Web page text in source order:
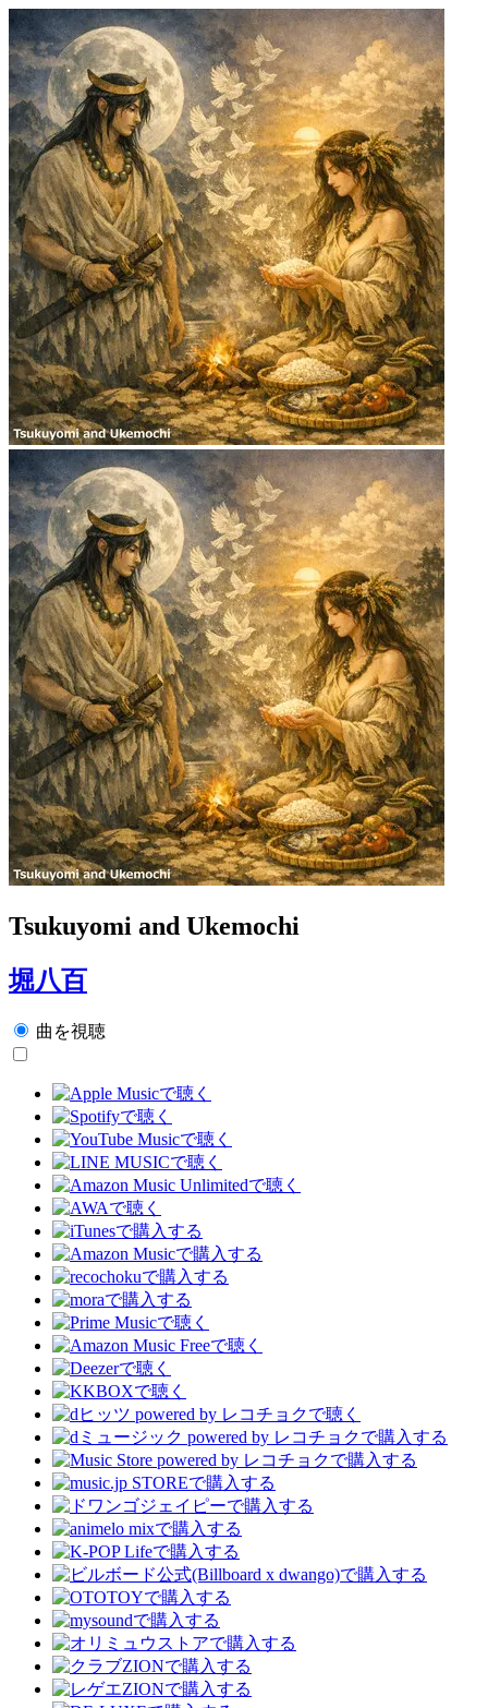
Tsukuyomi and Ukemochi
堀八百
曲を視聴